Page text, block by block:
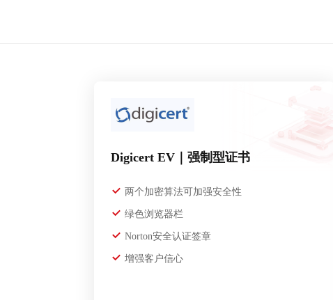
Digicert EV｜强制型证书
两个加密算法可加强安全性
绿色浏览器栏
Norton安全认证签章
增强客户信心